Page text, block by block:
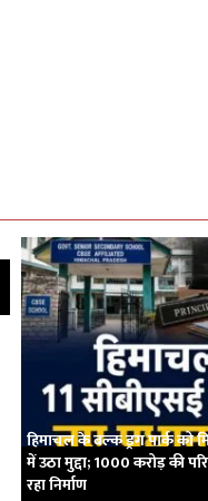
हिमाचल के बल्क ड्रग पार्क को
में उठा मुद्दा; 1000 करोड़ की
रहा निर्माण